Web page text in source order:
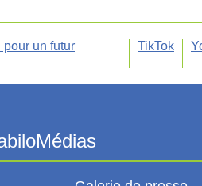
un futur
TikTok